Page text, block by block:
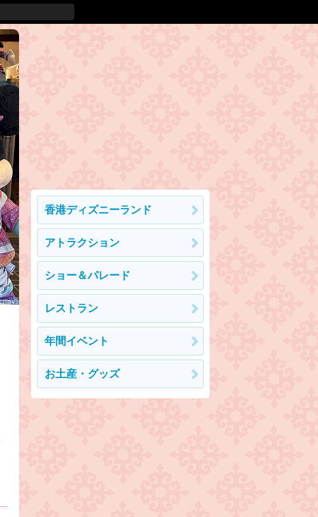
香港ディズニーランド
アトラクション
ショー＆パレード
レストラン
年間イベント
お土産・グッズ